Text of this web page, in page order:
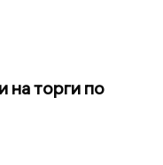
на торги по